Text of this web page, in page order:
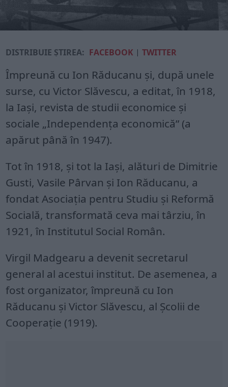
DISTRIBUIE ȘTIREA: FACEBOOK |TWITTER
Împreună cu Ion Răducanu şi, după unele
surse, cu Victor Slăvescu, a editat, în 1918,
la Iaşi, revista de studii economice şi
sociale „Independenţa economică” (a
apărut până în 1947).
Tot în 1918, şi tot la Iaşi, alături de Dimitrie
Gusti, Vasile Pârvan şi Ion Răducanu, a
fondat Asociaţia pentru Studiu şi Reformă
Socială, transformată ceva mai târziu, în
1921, în Institutul Social Român.
Virgil Madgearu a devenit secretarul
general al acestui institut. De asemenea, a
fost organizator, împreună cu Ion
Răducanu şi Victor Slăvescu, al Şcolii de
Cooperaţie (1919).